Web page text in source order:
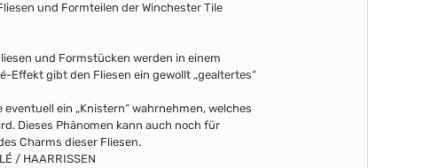
und Formteilen der Winchester Tile
und Formstücken werden in einem
Effekt gibt den Fliesen ein gewollt „gealtertes“
ein „Knistern“ wahrnehmen, welches
Dieses Phänomen kann auch noch für
Charms dieser Fliesen.
/ HAARRISSEN